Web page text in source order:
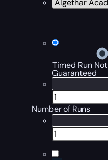
Timed Run Not
Guaranteed
Number of Runs